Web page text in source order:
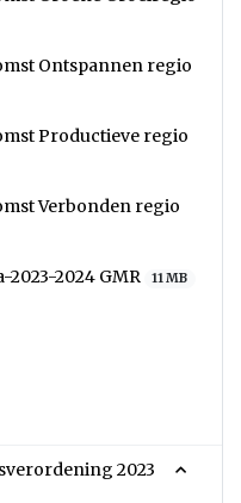
Ontspannen regio
Productieve regio
Verbonden regio
2024 GMR 11 MB
2023